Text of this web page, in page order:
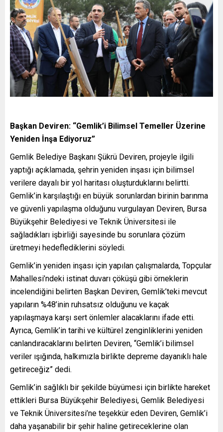
Başkan Deviren: “Gemlik’i Bilimsel Temeller Üzerine
Yeniden İnşa Ediyoruz”
Gemlik Belediye Başkanı Şükrü Deviren, projeyle ilgili
yaptığı açıklamada, şehrin yeniden inşası için bilimsel
verilere dayalı bir yol haritası oluşturduklarını belirtti.
Gemlik’in karşılaştığı en büyük sorunlardan birinin barınma
ve güvenli yapılaşma olduğunu vurgulayan Deviren, Bursa
Büyükşehir Belediyesi ve Teknik Üniversitesi ile
sağladıkları işbirliği sayesinde bu sorunlara çözüm
üretmeyi hedeflediklerini söyledi.
Gemlik’in yeniden inşası için yapılan çalışmalarda, Topçular
Mahallesi’ndeki istinat duvarı çöküşü gibi örneklerin
incelendiğini belirten Başkan Deviren, Gemlik’teki mevcut
yapıların %48’inin ruhsatsız olduğunu ve kaçak
yapılaşmaya karşı sert önlemler alacaklarını ifade etti.
Ayrıca, Gemlik’in tarihi ve kültürel zenginliklerini yeniden
canlandıracaklarını belirten Deviren, “Gemlik’i bilimsel
veriler ışığında, halkımızla birlikte depreme dayanıklı hale
getireceğiz” dedi.
Gemlik’in sağlıklı bir şekilde büyümesi için birlikte hareket
ettikleri Bursa Büyükşehir Belediyesi, Gemlik Belediyesi
ve Teknik Üniversitesi’ne teşekkür eden Deviren, Gemlik’i
daha yaşanabilir bir şehir haline getireceklerine olan